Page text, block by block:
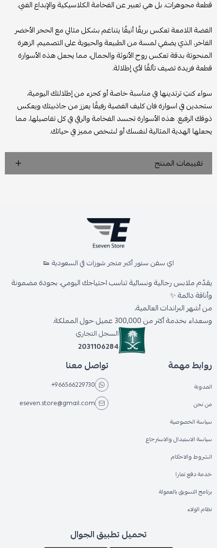
قطعة مجوهرات، بل هي تعبير عن الفخامة الكلاسيكية والإبداع الفني.
الفضة اللامعة تعكس بريقًا أنيقًا يتناغم بشكل مثالي مع الحجر الأخضر
الفاخر، الذي يضفي لمسة من الطبيعة والحيوية على التصميم. الزهرة
المنحوتة بدقة تعكس روح الأنوثة والجمال، مما يجعل هذه الأسوارة
قطعة فريدة تضيف تألقًا لأي إطلالة.
سواء كنتِ ترتدينها في مناسبة خاصة أو كجزء من إطلالتك اليومية،
ستجدين في اسوارة فان كليف الفضية رفيقًا يعزز من جاذبيتك ويعكس
ذوقك الرفيع. هذه الأسوارة تجسد الفخامة والرقي في كل تفاصيلها، مما
يجعلها الهدية المثالية لنفسك أو لشخص مميز في حياتك.
تقييمات المنتج
اي سفن ستور أكبر متجر شوزات في السعودية 👟
يقدّم ملابس رجالية ونسائية تناسب احتياجك اليومي، بجودة مضمونة
وأناقة دائمة ✨
من أشهر البراندات العالمية،
وسعداء بخدمة أكثر من 300,000 عميل حول المملكة.
السجل التجاري
2031106284
روابط مهمة
المدونة
من نحن
سياسة الخصوصية
سياسة الاستبدال والاسترجاع
الشروط والاحكام
خدمة دفع تمارا
برنامج التسويق بالعمولة
نظام الولاء
تواصل معنا
+966566229730
eseven.store@gmail.com
تحميل تطبيق الجوال